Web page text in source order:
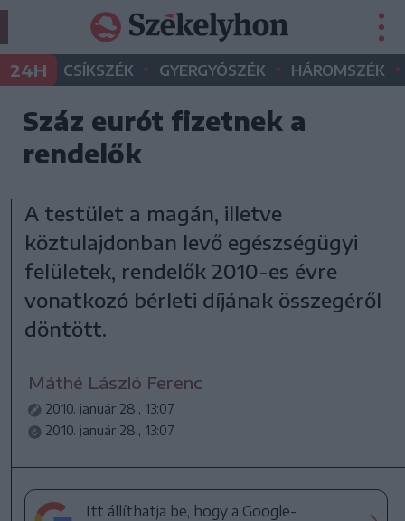
24H CSÍKSZÉK • GYERGYÓSZÉK • HÁROMSZÉK •
Száz eurót fizetnek a
rendelők
A testület a magán, illetve
köztulajdonban levő egészségügyi
felületek, rendelők 2010-es évre
vonatkozó bérleti díjának összegéről
döntött.
Máthé László Ferenc
2010. január 28., 13:07
2010. január 28., 13:07
Itt állíthatja be, hogy a Google-